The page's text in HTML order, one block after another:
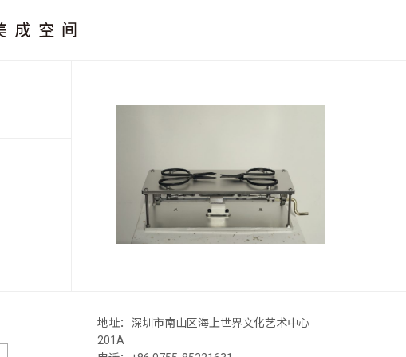
地址：深圳市南山区海上世界文化艺术中心
201A